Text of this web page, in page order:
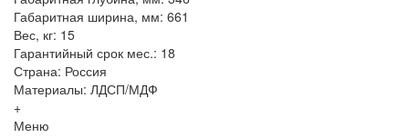
Габаритная ширина, мм: 661
Вес, кг: 15
Гарантийный срок мес.: 18
Страна: Россия
Материалы: ЛДСП/МДФ
+
Меню